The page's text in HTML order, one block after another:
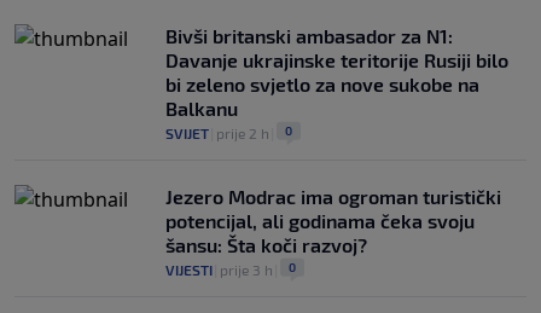
Bivši britanski ambasador za N1:
Davanje ukrajinske teritorije Rusiji bilo
bi zeleno svjetlo za nove sukobe na
Balkanu
SVIJET prije 2 h 0
Jezero Modrac ima ogroman turistički
potencijal, ali godinama čeka svoju
šansu: Šta koči razvoj?
VIJESTI prije 3 h 0